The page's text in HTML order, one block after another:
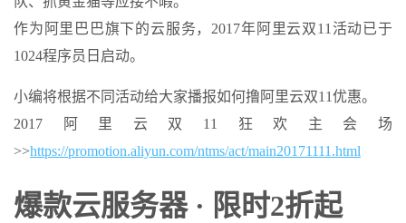
作为阿里巴巴旗下的云服务，2017年 阿里云双11活动已于
1024程序员日启动。
小编将根据不同活动给大家播报如何撸阿里云双11优惠。
2017阿里云双11狂欢主会场
>>https://promotion.aliyun.com/ntms/act/main20171111.html
爆款云服务器· 限时2折起